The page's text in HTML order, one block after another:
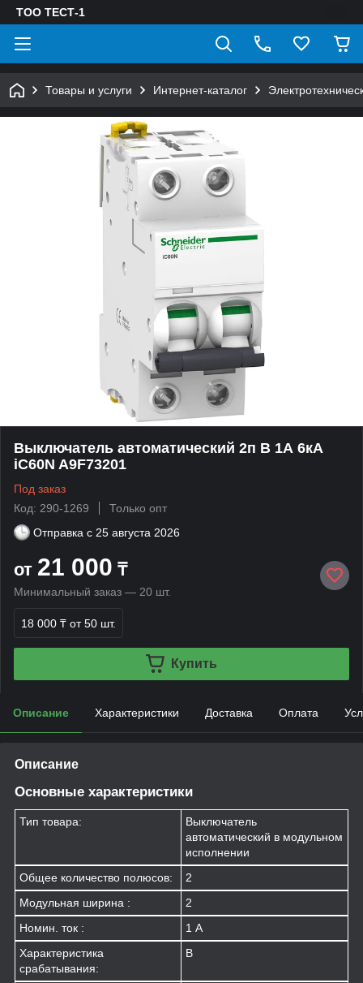
ТОО ТЕСТ-1
Товары и услуги Интернет-каталог
Выключатель автоматический 2п B 1А 6кА
iC60N A9F73201
Под заказ
Код: 290-1269
Только опт
Отправка с 25 августа 2026
от 21 000 ₸
Минимальный заказ — 20 шт.
18 000 ₸ от 50 шт.
Купить
Описание Характеристики Доставка Оплата
Описание
Основные характеристики
Тип товара:
Выключатель
автоматический в модульном
исполнении
Общее количество полюсов:
2
Модульная ширина :
2
Номин. ток :
1 А
Характеристика
срабатывания:
B